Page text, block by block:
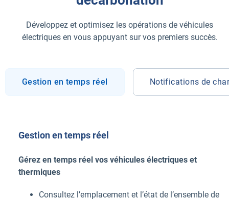
Développez et optimisez les opérations de véhicules
électriques en vous appuyant sur vos premiers succès.
Gestion en temps réel Notifications de
Gestion en temps réel
Gérez en temps réel vos véhicules électriques et
thermiques
Consultez l’emplacement et l’état de l’ensemble de